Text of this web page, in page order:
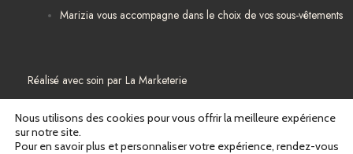
Marizia vous accompagne dans le choix de vos sous-vêtements
Réalisé avec soin par La Marketerie
Mentions légales
Nous utilisons des cookies pour vous offrir la meilleure expérience
sur notre site.
Pour en savoir plus et personnaliser votre expérience, rendez-vous